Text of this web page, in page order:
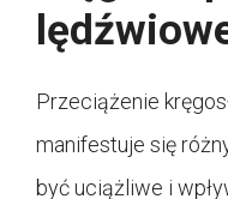
Przeciążenie
manifestuje się
być uciążliwe i